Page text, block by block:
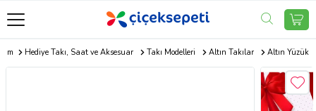
Hediye Takı, Saat ve Aksesuar Takı Modelleri Altın Takılar Altın Yüzük